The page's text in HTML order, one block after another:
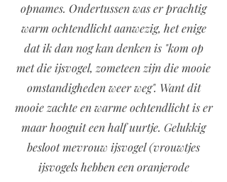
opnames. Ondertussen was er prachtig
warm ochtendlicht aanwezig, het enige
dat ik dan nog kan denken is "kom op
met die ijsvogel, zometeen zijn die mooie
omstandigheden weer weg". Want dit
mooie zachte en warme ochtendlicht is er
maar hooguit een half uurtje. Gelukkig
besloot mevrouw ijsvogel (vrouwtjes
ijsvogels hebben een oranjerode